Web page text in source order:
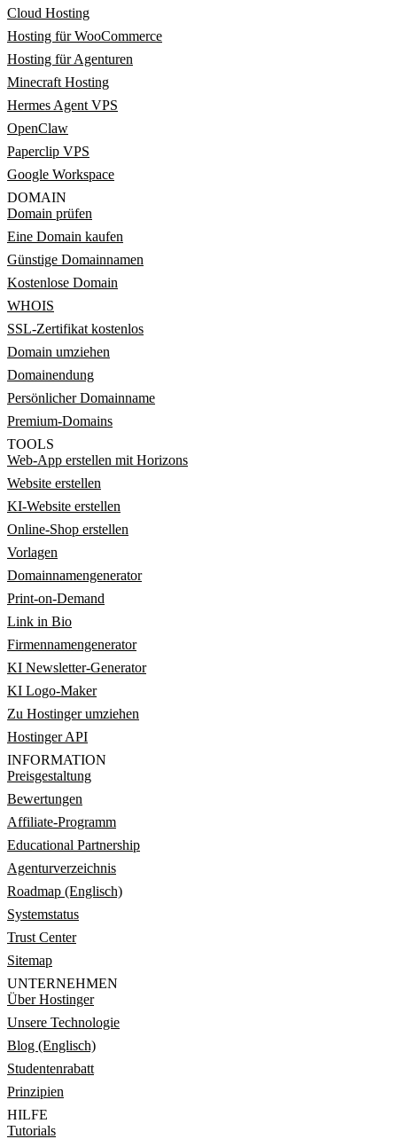
Cloud Hosting
Hosting für WooCommerce
Hosting für Agenturen
Minecraft Hosting
Hermes Agent VPS
OpenClaw
Paperclip VPS
Google Workspace
DOMAIN
Domain prüfen
Eine Domain kaufen
Günstige Domainnamen
Kostenlose Domain
WHOIS
SSL-Zertifikat kostenlos
Domain umziehen
Domainendung
Persönlicher Domainname
Premium-Domains
TOOLS
Web-App erstellen mit Horizons
Website erstellen
KI-Website erstellen
Online-Shop erstellen
Vorlagen
Domainnamengenerator
Print-on-Demand
Link in Bio
Firmennamengenerator
KI Newsletter-Generator
KI Logo-Maker
Zu Hostinger umziehen
Hostinger API
INFORMATION
Preisgestaltung
Bewertungen
Affiliate-Programm
Educational Partnership
Agenturverzeichnis
Roadmap (Englisch)
Systemstatus
Trust Center
Sitemap
UNTERNEHMEN
Über Hostinger
Unsere Technologie
Blog (Englisch)
Studentenrabatt
Prinzipien
HILFE
Tutorials